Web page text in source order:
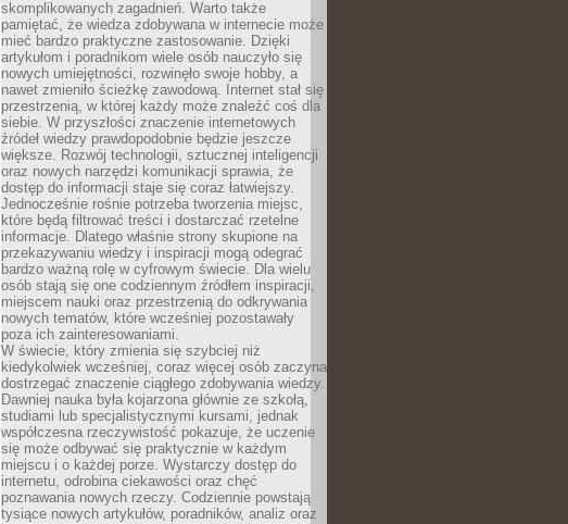
skomplikowanych zagadnień. Warto także
pamiętać, że wiedza zdobywana w internecie może
mieć bardzo praktyczne zastosowanie. Dzięki
artykułom i poradnikom wiele osób nauczyło się
nowych umiejętności, rozwinęło swoje hobby, a
nawet zmieniło ścieżkę zawodową. Internet stał się
przestrzenią, w której każdy może znaleźć coś dla
siebie. W przyszłości znaczenie internetowych
źródeł wiedzy prawdopodobnie będzie jeszcze
większe. Rozwój technologii, sztucznej inteligencji
oraz nowych narzędzi komunikacji sprawia, że
dostęp do informacji staje się coraz łatwiejszy.
Jednocześnie rośnie potrzeba tworzenia miejsc,
które będą filtrować treści i dostarczać rzetelne
informacje. Dlatego właśnie strony skupione na
przekazywaniu wiedzy i inspiracji mogą odegrać
bardzo ważną rolę w cyfrowym świecie. Dla wielu
osób stają się one codziennym źródłem inspiracji,
miejscem nauki oraz przestrzenią do odkrywania
nowych tematów, które wcześniej pozostawały
poza ich zainteresowaniami.
W świecie, który zmienia się szybciej niż
kiedykolwiek wcześniej, coraz więcej osób zaczyna
dostrzegać znaczenie ciągłego zdobywania wiedzy.
Dawniej nauka była kojarzona głównie ze szkołą,
studiami lub specjalistycznymi kursami, jednak
współczesna rzeczywistość pokazuje, że uczenie
się może odbywać się praktycznie w każdym
miejscu i o każdej porze. Wystarczy dostęp do
internetu, odrobina ciekawości oraz chęć
poznawania nowych rzeczy. Codziennie powstają
tysiące nowych artykułów, poradników, analiz oraz